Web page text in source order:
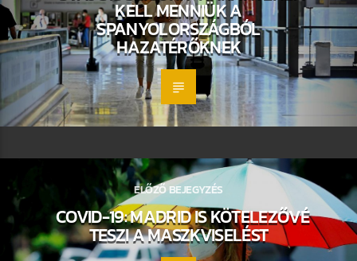
KELL MENNIÜK A
SPANYOLORSZÁGBÓL
HAZATÉRŐKNEK
ELŐZŐ BEJEGYZÉS
COVID-19: MADRID IS KÖTELEZŐVÉ
TESZI A MASZKVISELÉST